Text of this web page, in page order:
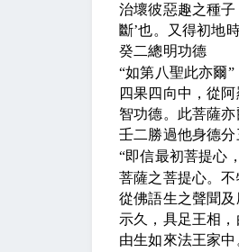
治壞彼惡趣之種
斷’也。又得初地
癸二總明功德
“如第八聖此亦爾”
四果四向中，從
智功德。此菩薩
壬二勝過他身德
“即信最初菩提心
菩薩之菩提心。
從佛語生之聲聞
示久，具足王相
由生如來法王家